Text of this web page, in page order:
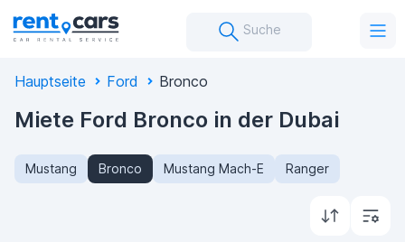
Suche
Hauptseite Ford Bronco
Miete Ford Bronco in der Dubai
Mustang Bronco Mustang Mach-E Ranger